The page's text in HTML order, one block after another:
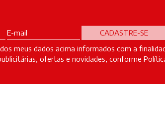
meus dados acima informados com a
ofertas e novidades, conforme